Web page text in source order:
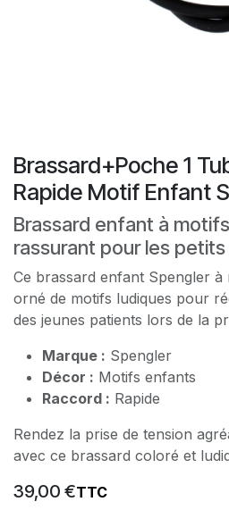
Brassard+Poche 1
Rapide Motif Enfant
Brassard enfant à
rassurant pour les petits
Ce brassard enfant Spengler
orné de motifs ludiques pour
des jeunes patients lors de la
Marque : Spengler
Décor : Motifs enfants
Raccord : Rapide
Rendez la prise de tension
avec ce brassard coloré et
39,00 €TTC